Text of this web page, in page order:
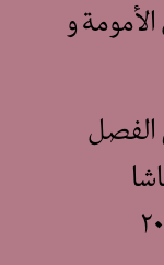
و
الفصل